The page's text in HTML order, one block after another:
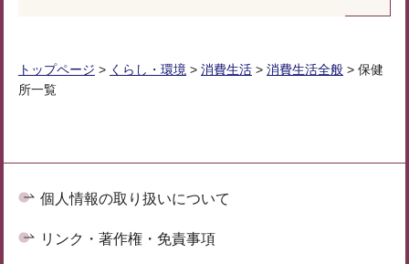
トップページ > くらし・環境 > 消費生活 > 消費生活全般 > 保健
所一覧
個人情報の取り扱いについて
リンク・著作権・免責事項